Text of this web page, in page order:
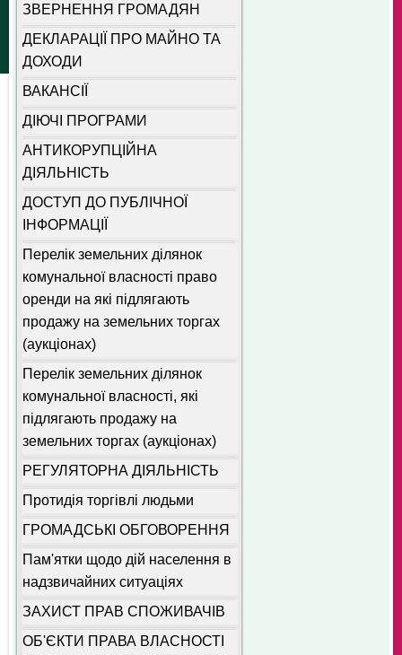
ЗВЕРНЕННЯ ГРОМАДЯН
ДЕКЛАРАЦІЇ ПРО МАЙНО ТА
ДОХОДИ
ВАКАНСІЇ
ДІЮЧІ ПРОГРАМИ
АНТИКОРУПЦІЙНА
ДІЯЛЬНІСТЬ
ДОСТУП ДО ПУБЛІЧНОЇ
ІНФОРМАЦІЇ
Перелік земельних ділянок
комунальної власності право
оренди на які підлягають
продажу на земельних торгах
(аукціонах)
Перелік земельних ділянок
комунальної власності, які
підлягають продажу на
земельних торгах (аукціонах)
РЕГУЛЯТОРНА ДІЯЛЬНІСТЬ
Протидія торгівлі людьми
ГРОМАДСЬКІ ОБГОВОРЕННЯ
Пам'ятки щодо дій населення в
надзвичайних ситуаціях
ЗАХИСТ ПРАВ СПОЖИВАЧІВ
ОБ'ЄКТИ ПРАВА ВЛАСНОСТІ